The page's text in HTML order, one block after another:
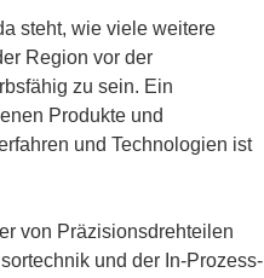
steht, wie viele weitere
Region vor der
zu sein. Ein
Produkte und
und Technologien ist
von Präzisionsdrehteilen
und der In-Prozess-